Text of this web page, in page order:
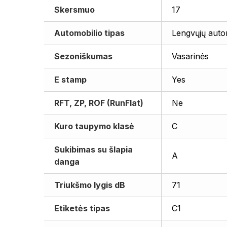
Skersmuo 17
Automobilio tipas Lengvųjų
Sezoniškumas Vasarinės
E stamp Yes
RFT, ZP, ROF (RunFlat) Ne
Kuro taupymo klasė C
Sukibimas su šlapia
danga
A
Triukšmo lygis dB 71
Etiketės tipas C1